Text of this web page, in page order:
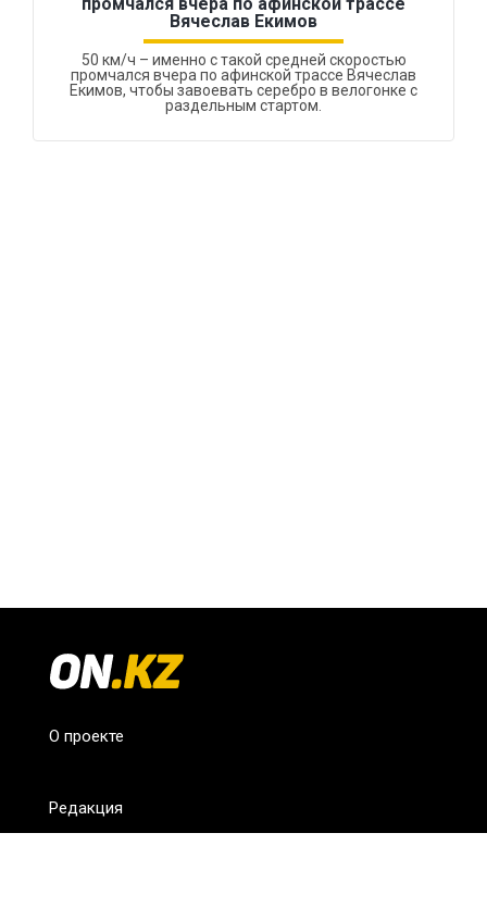
Вячеслав Екимов
50 км/ч – именно с такой средней скоростью
промчался вчера по афинской трассе Вячеслав
Екимов, чтобы завоевать серебро в велогонке с
раздельным стартом.
О проекте
Редакция